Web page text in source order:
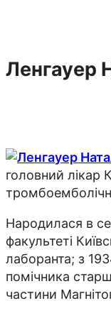
Ленгауер
головний лікар
Народилася в
факультеті
лаборанта; з
помічника
частини